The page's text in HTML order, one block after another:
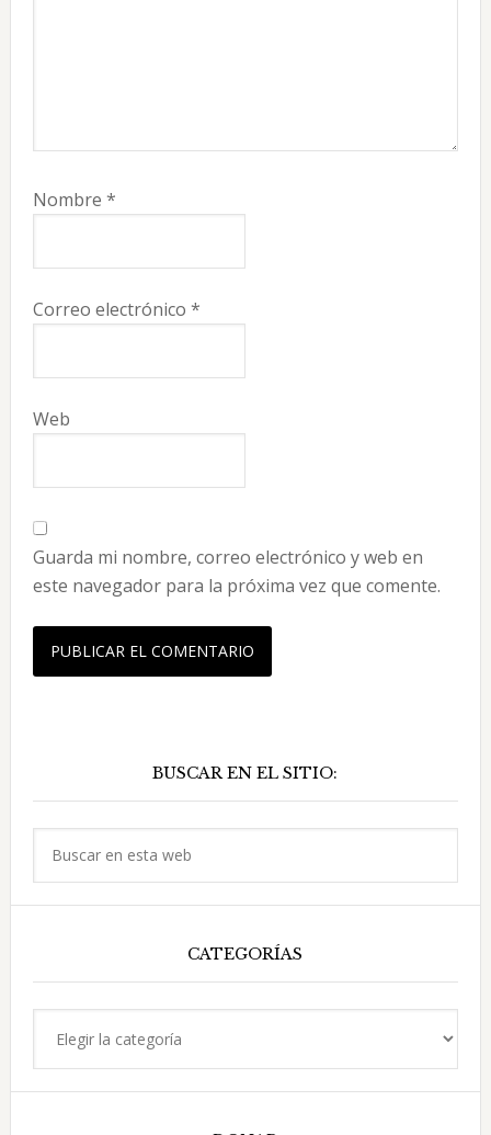
Nombre *
Correo electrónico *
Web
Guarda mi nombre, correo electrónico y web en
este navegador para la próxima vez que comente.
principal
BUSCAR EN EL SITIO:
CATEGORÍAS